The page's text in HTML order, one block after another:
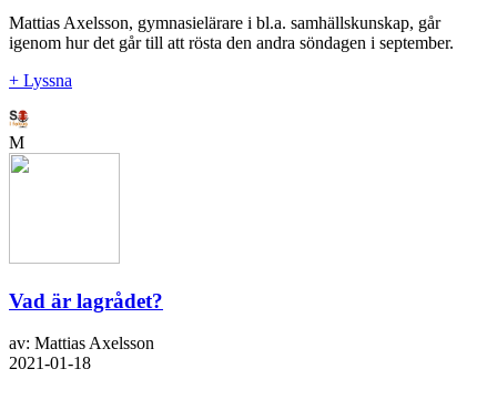
Mattias Axelsson, gymnasielärare i bl.a. samhällskunskap, går
igenom hur det går till att rösta den andra söndagen i september.
+ Lyssna
M
Vad är lagrådet?
av: Mattias Axelsson
2021-01-18